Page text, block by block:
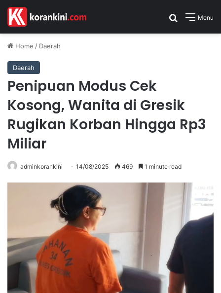
Menu
Search for
Home / Daerah
Daerah
Penipuan Modus Cek
Kosong, Wanita di Gresik
Rugikan Korban Hingga Rp3
Miliar
adminkorankini 14/08/2025 469 1 minute read